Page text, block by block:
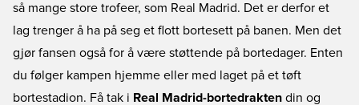
så mange store trofeer, som Real Madrid. Det er derfor et
lag trenger å ha på seg et flott bortesett på banen. Men det
gjør fansen også for å være støttende på bortedager. Enten
du følger kampen hjemme eller med laget på et tøft
bortestadion. Få tak i Real Madrid-bortedrakten din og